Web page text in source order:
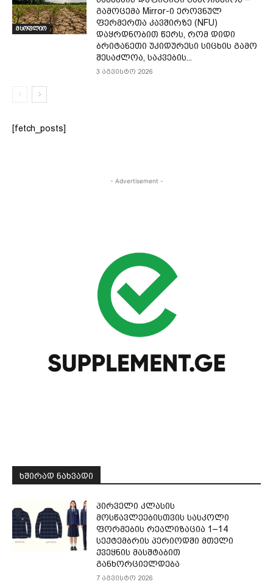
მსოფლიო
გამოცემა Mirror-ი ეროვნულ
ფერმერთა კავშირზე (NFU)
დაყრდნობით წერს, რომ დიდი
ბრიტანეთი უკიდურესი სიცხის გამო
შესაძლოა, საკვების...
3 აგვისტო 2026
[fetch_posts]
- Advertisement -
ᲮᲨᲘᲠᲐᲓ ᲜᲐᲮᲕᲐᲓᲘ
პირველი კლასის
მოსწავლეებისთვის სასკოლი
ფორმების რეალიზაცია 1–14
სექტემბრის პერიოდში მთელი
ქვეყნის მასშტაბით
განხორციელდება
7 აგვისტო 2026